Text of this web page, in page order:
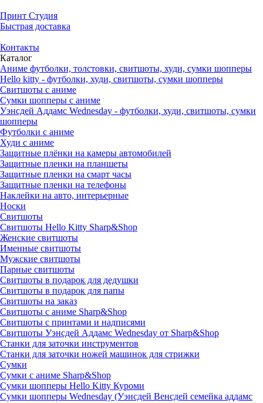
Принт Студия
Быстрая доставка
Контакты
Каталог
Аниме футболки, толстовки, свитшоты, худи, сумки шопперы
Hello kitty - футболки, худи, свитшоты, сумки шопперы
Свитшоты с аниме
Сумки шопперы с аниме
Уэнсдей Аддамс Wednesday - футболки, худи, свитшоты, сумки
шопперы
Футболки с аниме
Худи с аниме
Защитные плёнки на камеры автомобилей
Защитные пленки на планшеты
Защитные пленки на смарт часы
Защитные пленки на телефоны
Наклейки на авто, интерьерные
Носки
Свитшоты
Cвитшоты Hello Kitty Sharp&Shop
Женские свитшоты
Именные свитшоты
Мужские свитшоты
Парные свитшоты
Свитшоты в подарок для дедушки
Свитшоты в подарок для папы
Свитшоты на заказ
Свитшоты с аниме Sharp&Shop
Свитшоты с принтами и надписями
Свитшоты Уэнсдей Аддамс Wednesday от Sharp&Shop
Станки для заточки инструментов
Станки для заточки ножей машинок для стрижки
Сумки
Сумки с аниме Sharp&Shop
Сумки шопперы Hello Kitty Куроми
Сумки шопперы Wednesday (Уэнсдей Венсдей семейка аддамс